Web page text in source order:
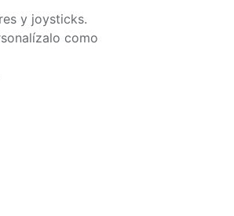
y joysticks.
como